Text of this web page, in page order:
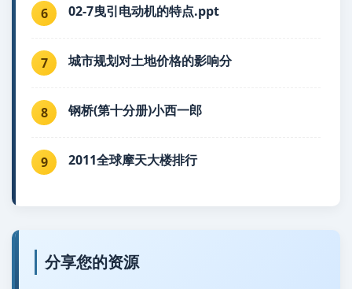
6 02-7曳引电动机的特点.ppt
7 城市规划对土地价格的影响分
8 钢桥(第十分册)小西一郎
9 2011全球摩天大楼排行
分享您的资源